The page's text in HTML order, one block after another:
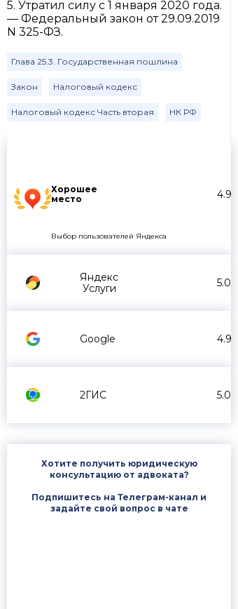
Хорошее
место
4.9
Выбор пользователей Яндекса
Яндекс
Услуги
5.0
Google 4.9
2ГИС 5.0
Хотите получить юридическую
консультацию от адвоката?
Подпишитесь на Телеграм-канал и
задайте свой вопрос в чате
5. Утратил силу с 1 января 2020 года.
— Федеральный закон от 29.09.2019
N 325-ФЗ.
Глава 25.3. Государственная пошлина
Закон Налоговый кодекс
Налоговый кодекс Часть вторая НК РФ